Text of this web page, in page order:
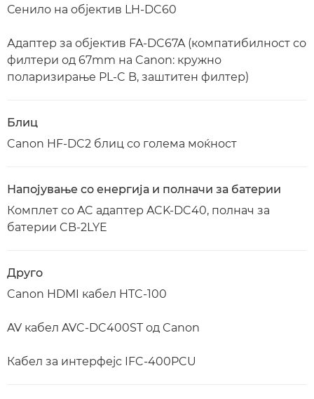
Сенило на објектив LH-DC60
Адаптер за објектив FA-DC67A (компатибилност со
филтери од 67mm на Canon: кружно
поларизирање PL-C B, заштитен филтер)
Блиц
Canon HF-DC2 блиц со голема моќност
Напојување со енергија и полначи за батерии
Комплет со AC адаптер ACK-DC40, полнач за
батерии CB-2LYE
Друго
Canon HDMI кабел HTC-100
AV кабел AVC-DC400ST од Canon
Кабел за интерфејс IFC-400PCU